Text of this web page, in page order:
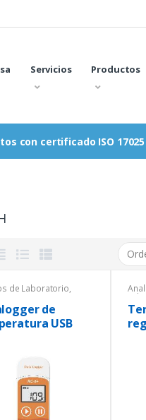
Servicios Productos
con certificado ISO 17025
de Laboratorio,
de
USB